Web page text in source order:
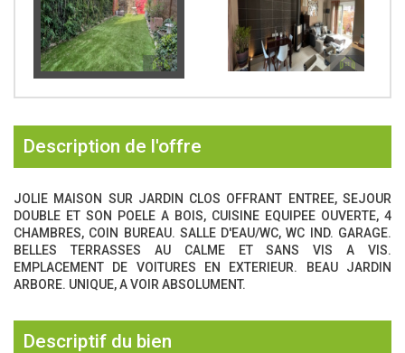
description de l'offre
JOLIE MAISON SUR JARDIN CLOS OFFRANT ENTREE, SEJOUR
DOUBLE ET SON POELE A BOIS, CUISINE EQUIPEE OUVERTE, 4
CHAMBRES, COIN BUREAU. SALLE D'EAU/WC, WC IND. GARAGE.
BELLES TERRASSES AU CALME ET SANS VIS A VIS.
EMPLACEMENT DE VOITURES EN EXTERIEUR. BEAU JARDIN
ARBORE. UNIQUE, A VOIR ABSOLUMENT.
descriptif du bien